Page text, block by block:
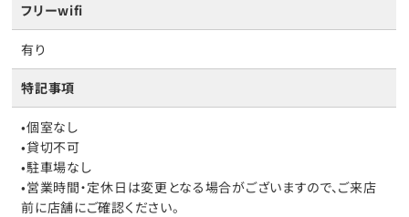
フリーwifi
有り
特記事項
•個室なし
•貸切不可
•駐車場なし
•営業時間・定休日は変更となる場合がございますので、ご来店
前に店舗にご確認ください。